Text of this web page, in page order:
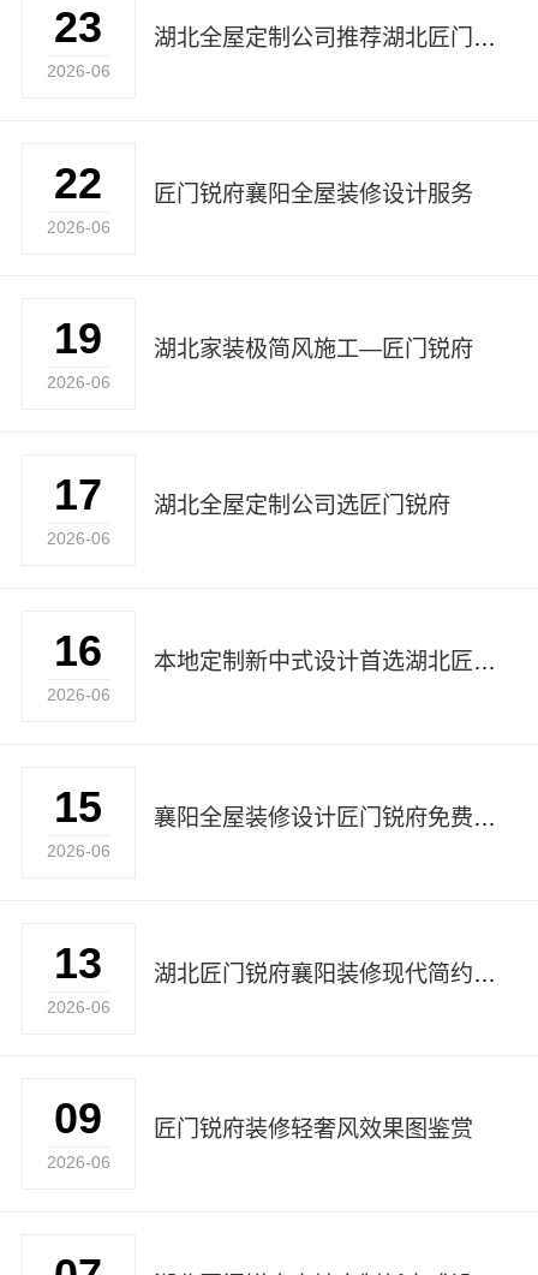
23
2026-06
湖北全屋定制公司推荐湖北匠门锐府装饰材料有限公司
22
2026-06
匠门锐府襄阳全屋装修设计服务
19
2026-06
湖北家装极简风施工—匠门锐府
17
2026-06
湖北全屋定制公司选匠门锐府
16
2026-06
本地定制新中式设计首选湖北匠门锐府
15
2026-06
襄阳全屋装修设计匠门锐府免费量房
13
2026-06
湖北匠门锐府襄阳装修现代简约施工团队
09
2026-06
匠门锐府装修轻奢风效果图鉴赏